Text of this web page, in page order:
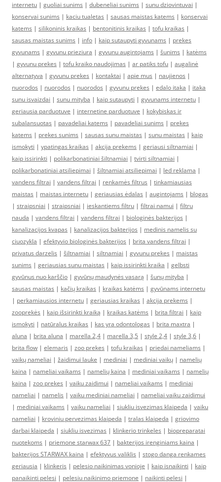
internetu | guoliai sunims | dubeneliai sunims | sunu dziovintuvai |
konservai sunims | kaciu tualetas | sausas maistas katems | konservai
katems | silikoninis kraikas | bentonitinis kraikas | tofu kraikas |
sausas maistas sunims | info | kaip sutaupyti gyvunams | prekes
gyvunams | gyvunu prieziura | gyvunu augintojams | šunims | katėms
| gyvunu prekes | tofu kraiko naudojimas | ar patiks tofu | augalinė
alternatyva | gyvunu prekes | kontaktai | apie mus | naujienos |
nuorodos | nuorodos | nuorodos | gyvunu prekes | edalo itaka | itaka
sunu isvaizdai | sunu mityba | kaip sutaupyti | gyvunams internetu |
geriausia parduotuve | internetine parduotuve | kokybiskas ir
subalansuotas | pavadeliai katems | pavadeliai sunims | prekes
katems | prekes sunims | sausas sunu maistas | sunu maistas | kaip
ismokyti | ypatingas kraikas | akcija prekems | geriausi siltnamiai |
kaip issirinkti | polikarbonatiniai šiltnamiai | tvirti siltnamiai |
polikarbonatiniai atsiliepimai | šiltnamiai atsiliepimai | led reklama |
vandens filtrai | vandens filtrai | renkamės filtrus | tinkamiausias
maistas | maistas internetu | geriausias ėdalas | augintojams | blogas
| straipsniai | straipsniai | ieskantiems filtru | filtrai namui | filtru
nauda | vandens filtrai | vandens filtrai | biologinės bakterijos |
kanalizacijos kvapas | kanalizacijos bakterijos | medinis namelis su
ciuozykla | efektyvio biologinės bakterijos | brita vandens filtrai |
privatus darzelis | šiltnamiai | siltnamiai | gyvunu prekes | maistas
sunims | geriausias sunu maistas | kaip issirinkti kraika | gelbsti
gyvūnus nuo karščio | gyvūnų maudynės vasarą | šunų mityba |
sausas maistas | kačių kraikas | kraikas katėms | gyvūnams internetu
| perkamiausios internetu | geriausias kraikas | akcija prekems |
zooprekės | kaip išsirinkti kraiką | kraikas katėms | brita filtrai | kaip
ismokyti | natūralus kraikas | kas yra odontologas | brita maxtra |
aluna | brita aluna | marella 2,4 | marella 3,5 | style 2,4 | style 3,6 |
brita flow | elemaris | zoo prekes | tofu kraikas | priedai nameliams |
vaikų nameliai | žaidimui lauke | mediniai | mediniai vaikų | namelių
kaina | nameliai vaikams | namelių kaina | mediniai vaikams | namelių
kaina | zoo prekes | vaiku zaidimui | nameliai vaikams | mediniai
nameliai | namelis | vaiku mediniai nameliai | nameliai vaiku zaidimui
| mediniai vaikams | vaiku nameliai | siukliu isvezimas klaipeda | vaiku
nameliai | kroviniu pervezimas klaipeda | tralas klaipeda | griovimo
darbai klaipeda | siukliu isvezimas | klinkerio trinkeles | biopreparatai
nuotekoms | priemone starwax 637 | bakterijos irenginiams kaina |
bakterijos STARWAX kaina | efektyvus valiklis | stogo danga renkames
geriausia | klinkeris | pelesio naikinimas vonioje | kaip isnaikinti | kaip
panaikinti pelesi | pelesiu naikinimo priemone | naikinti pelesi |